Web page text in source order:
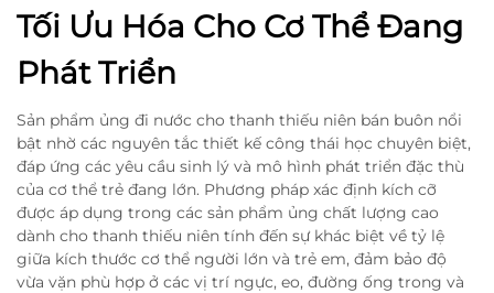
Tối Ưu Hóa Cho Cơ Thể Đang
Phát Triển
Sản phẩm ủng đi nước cho thanh thiếu niên bán buôn nổi
bật nhờ các nguyên tắc thiết kế công thái học chuyên biệt,
đáp ứng các yêu cầu sinh lý và mô hình phát triển đặc thù
của cơ thể trẻ đang lớn. Phương pháp xác định kích cỡ
được áp dụng trong các sản phẩm ủng chất lượng cao
dành cho thanh thiếu niên tính đến sự khác biệt về tỷ lệ
giữa kích thước cơ thể người lớn và trẻ em, đảm bảo độ
vừa vặn phù hợp ở các vị trí ngực, eo, đường ống trong và